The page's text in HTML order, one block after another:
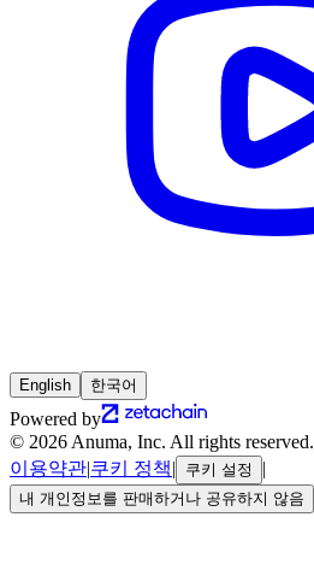
English 한국어
Powered by
© 2026 Anuma, Inc. All rights reserved.
이용약관|쿠키 정책| 쿠키 설정 |
내 개인정보를 판매하거나 공유하지 않음